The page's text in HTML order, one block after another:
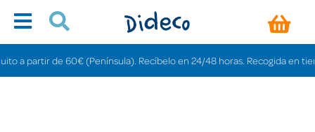
partir de 60€ (Península). Recíbelo en 24/48 horas. Recogida en tiendas